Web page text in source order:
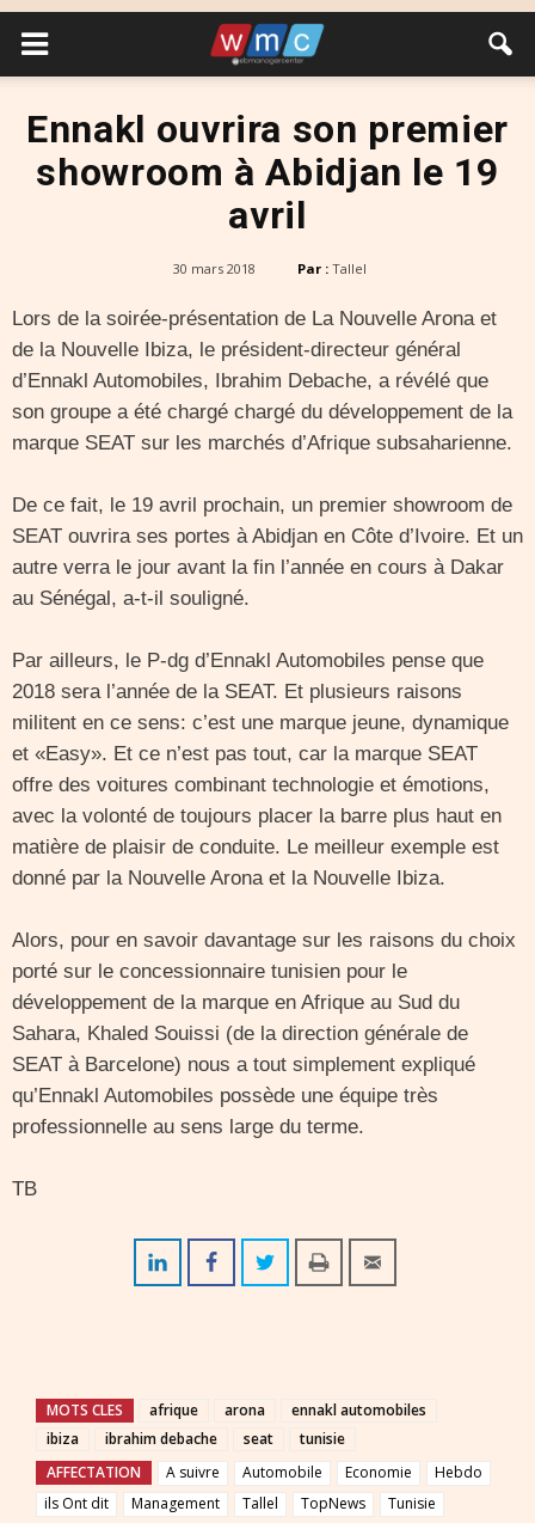
Ennakl ouvrira son premier
showroom à Abidjan le 19
avril
30 mars 2018 Par : Tallel
Lors de la soirée-présentation de La Nouvelle Arona et
de la Nouvelle Ibiza, le président-directeur général
d’Ennakl Automobiles, Ibrahim Debache, a révélé que
son groupe a été chargé chargé du développement de la
marque SEAT sur les marchés d’Afrique subsaharienne.
De ce fait, le 19 avril prochain, un premier showroom de
SEAT ouvrira ses portes à Abidjan en Côte d’Ivoire. Et un
autre verra le jour avant la fin l’année en cours à Dakar
au Sénégal, a-t-il souligné.
Par ailleurs, le P-dg d’Ennakl Automobiles pense que
2018 sera l’année de la SEAT. Et plusieurs raisons
militent en ce sens: c’est une marque jeune, dynamique
et «Easy». Et ce n’est pas tout, car la marque SEAT
offre des voitures combinant technologie et émotions,
avec la volonté de toujours placer la barre plus haut en
matière de plaisir de conduite. Le meilleur exemple est
donné par la Nouvelle Arona et la Nouvelle Ibiza.
Alors, pour en savoir davantage sur les raisons du choix
porté sur le concessionnaire tunisien pour le
développement de la marque en Afrique au Sud du
Sahara, Khaled Souissi (de la direction générale de
SEAT à Barcelone) nous a tout simplement expliqué
qu’Ennakl Automobiles possède une équipe très
professionnelle au sens large du terme.
TB
MOTS CLES afrique arona
ennakl automobiles
ibiza
ibrahim debache seat
tunisie
AFFECTATION
A suivre Automobile Economie
Hebdo
ils Ont dit
Management Tallel TopNews Tunisie